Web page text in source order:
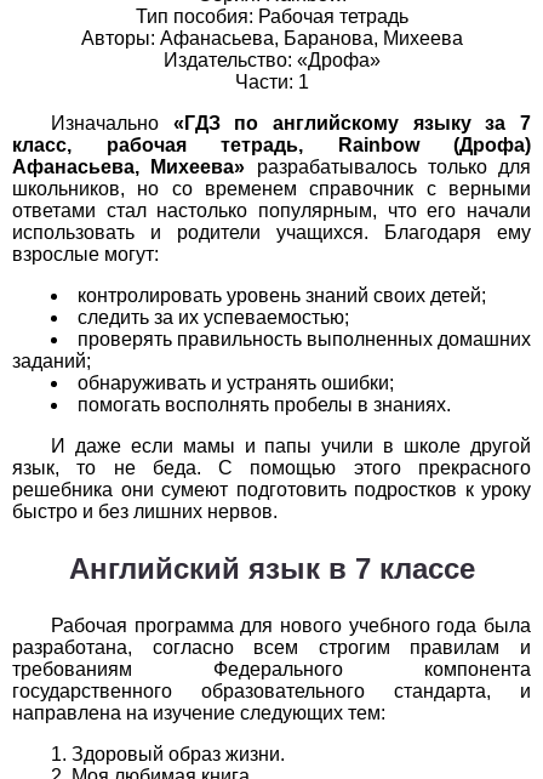
История
6 7
Литература
1
2 3 4 5 6 7 8 9 10
11
Математика
2 3 4 5 6 7 8 9 10
Немецкий язык
2 3 4 5 6 7 8 9 10
ОБЖ
1
2 3 4 5 6 7 8 9 10
11
Обществоведение
Окружающий мир
1
2 3 4 5 6 7 8 9 10
11
Русский язык
Тип пособия: Рабочая тетрадь
Авторы: Афанасьева, Баранова, Михеева
Издательство: «Дрофа»
Части: 1
Изначально «ГДЗ по английскому языку за 7
класс, рабочая тетрадь, Rainbow (Дрофа)
Афанасьева, Михеева» разрабатывалось только для
школьников, но со временем справочник с верными
ответами стал настолько популярным, что его начали
использовать и родители учащихся. Благодаря ему
взрослые могут:
контролировать уровень знаний своих детей;
следить за их успеваемостью;
проверять правильность выполненных домашних
заданий;
обнаруживать и устранять ошибки;
помогать восполнять пробелы в знаниях.
И даже если мамы и папы учили в школе другой
язык, то не беда. С помощью этого прекрасного
решебника они сумеют подготовить подростков к уроку
быстро и без лишних нервов.
Английский язык в 7 классе
Рабочая программа для нового учебного года была
разработана, согласно всем строгим правилам и
требованиям Федерального компонента
государственного образовательного стандарта, и
направлена на изучение следующих тем:
Здоровый образ жизни.